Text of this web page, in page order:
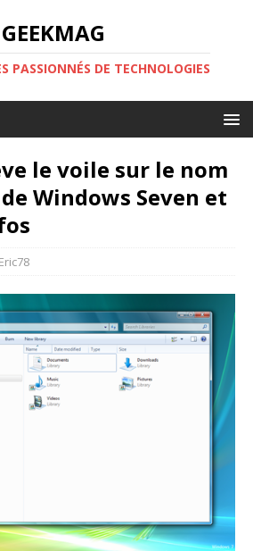
GEEKMAG
PASSIONNÉS DE TECHNOLOGIES
le voile sur le nom
Windows Seven et
Eric78